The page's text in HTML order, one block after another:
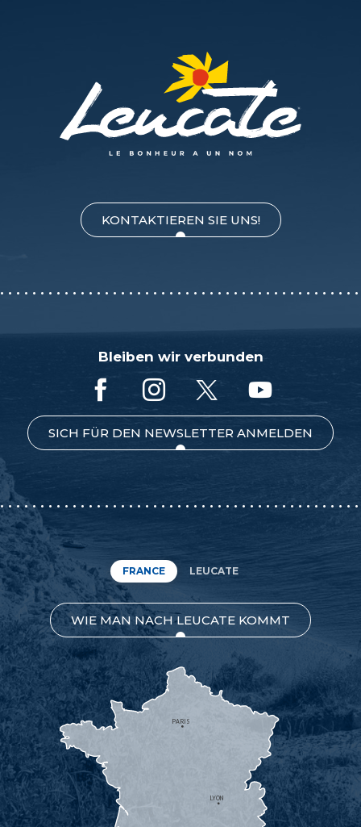
KONTAKTIEREN SIE UNS!
Bleiben wir verbunden
SICH FÜR DEN NEWSLETTER ANMELDEN
FRANCE LEUCATE
WIE MAN NACH LEUCATE KOMMT
LYON
PARIS